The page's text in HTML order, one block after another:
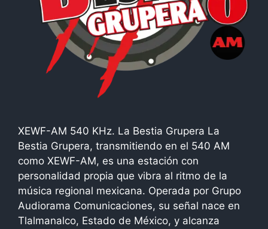
XEWF-AM 540 KHz. La Bestia Grupera La
Bestia Grupera, transmitiendo en el 540 AM
como XEWF-AM, es una estación con
personalidad propia que vibra al ritmo de la
música regional mexicana. Operada por Grupo
Audiorama Comunicaciones, su señal nace en
Tlalmanalco, Estado de México, y alcanza